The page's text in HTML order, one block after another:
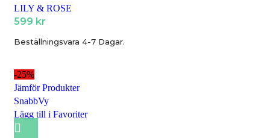
LILY & ROSE
599 kr
Beställningsvara 4-7 Dagar.
-25%
Jämför Produkter
SnabbVy
Lägg till i Favoriter